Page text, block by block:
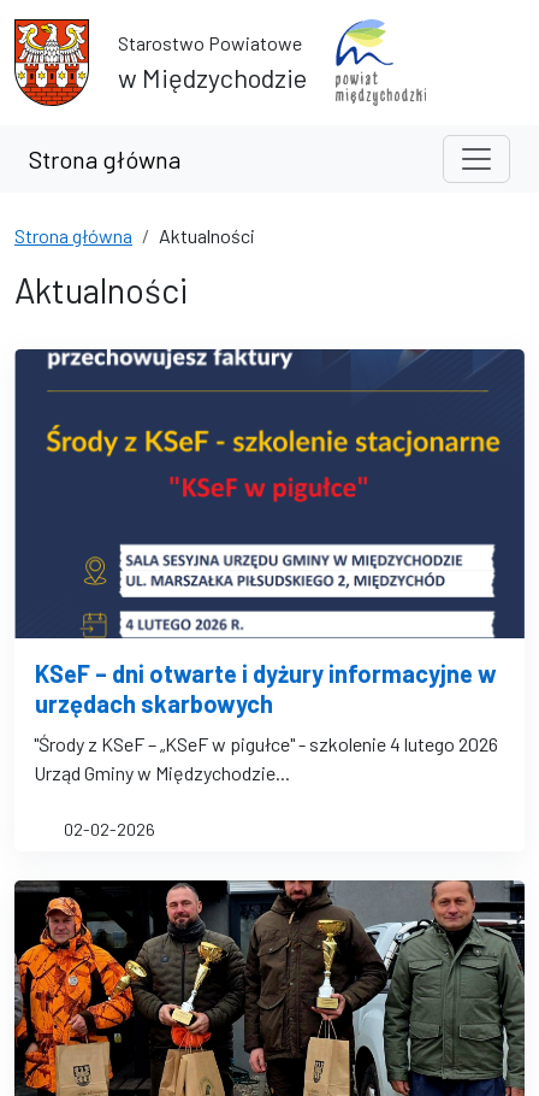
Starostwo Powiatowe
w Międzychodzie
Strona główna
Strona główna Aktualności
Aktualności
KSeF – dni otwarte i dyżury informacyjne w
urzędach skarbowych
"Środy z KSeF – „KSeF w pigułce" - szkolenie 4 lutego 2026
Urząd Gminy w Międzychodzie...
02-02-2026